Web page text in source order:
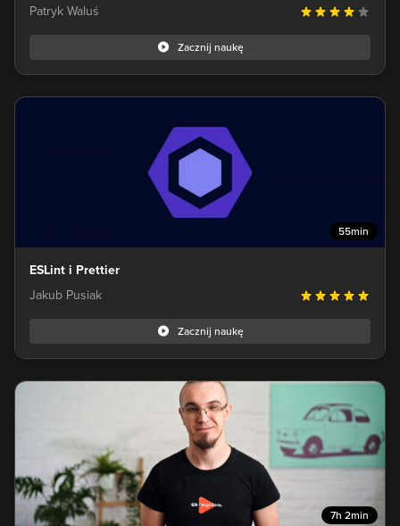
Patryk Waluś
Zacznij naukę
55min
ESLint i Prettier
Jakub Pusiak
Zacznij naukę
7h 2min